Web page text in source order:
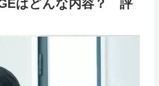
はどんな内容？ 評